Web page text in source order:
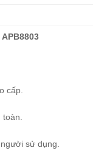
cấp.
toàn.
sử dụng.